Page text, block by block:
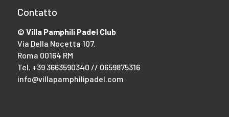
Contatto
© Villa Pamphili Padel Club
Via Della Nocetta 107.
Roma 00164 RM
Tel. +39 3663590340 // 0659875316
info@villapamphilipadel.com